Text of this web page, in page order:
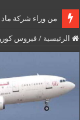
من وراء شركة
الرئيسية / فيروس